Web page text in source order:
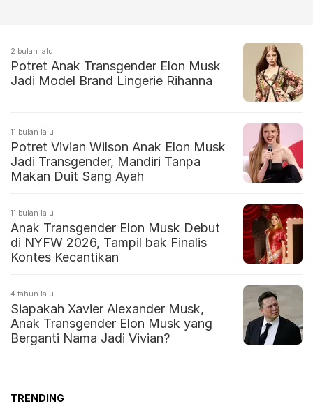
2 bulan lalu
Potret Anak Transgender Elon Musk
Jadi Model Brand Lingerie Rihanna
11 bulan lalu
Potret Vivian Wilson Anak Elon Musk
Jadi Transgender, Mandiri Tanpa
Makan Duit Sang Ayah
11 bulan lalu
Anak Transgender Elon Musk Debut
di NYFW 2026, Tampil bak Finalis
Kontes Kecantikan
4 tahun lalu
Siapakah Xavier Alexander Musk,
Anak Transgender Elon Musk yang
Berganti Nama Jadi Vivian?
TRENDING